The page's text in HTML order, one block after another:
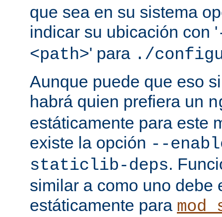
que sea en su sistema
indicar su ubicación con '
<path>' para ./
Aunque puede que eso
habrá quien prefiera un
estáticamente para este
existe la opción --
staticlib-deps.
similar a como uno debe
estáticamente para